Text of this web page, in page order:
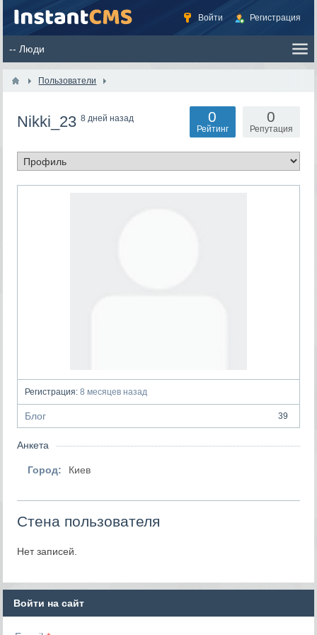
Войти Регистрация
Пользователи
Nikki_238 дней назад 0
Репутация
0
Рейтинг
Регистрация: 8 месяцев назад
Блог 39
Анкета
Город: Киев
Стена пользователя
Нет записей.
Войти на сайт